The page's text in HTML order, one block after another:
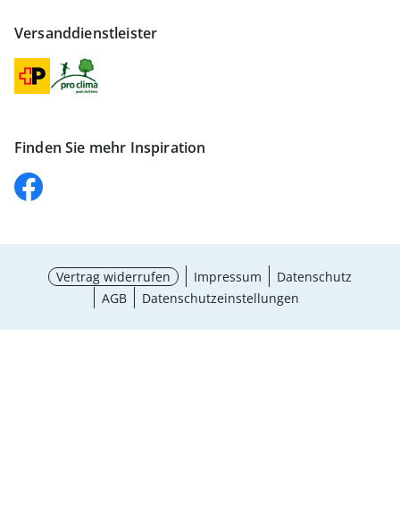
Versanddienstleister
Finden Sie mehr Inspiration
Vertrag widerrufen Impressum
Datenschutz
AGB
Datenschutzeinstellungen